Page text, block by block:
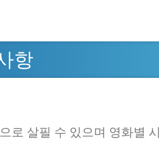
항
로 살필 수 있으며 영화별